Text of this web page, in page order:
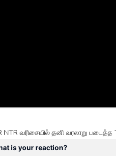
NTR வரிசையில் தனி வரலாறு